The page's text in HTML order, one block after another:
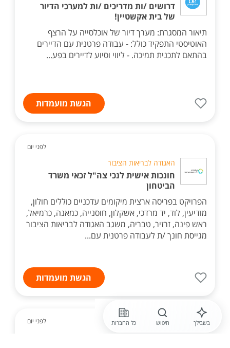
דרושים /ות מדריכים /ות למערכי הדיור
של בית אקשטיין!
תיאור המסגרת: מערך דיור של אוכלסייה על הרצף
האוטיסטי התפקיד כולל: - עבודה פרטנית עם הדיירים
בהתאם לתכנית תמיכה. - ליווי וסיוע לדיירים בפע...
הגשת מועמדות
לפני יום
האגודה לבריאות הציבור
חונכות אישית לנכי צה"ל זכאי משרד
הביטחון
הפרויקט בפריסה ארצית מיקומים עדכניים כוללים חולון,
מודיעין, לוד, יד מרדכי, אשקלון, חוסנייה, כמאנה, כרמיאל,
ראש פינה, זרזיר, טבריה, משגב האגודה לבריאות הציבור
מגייסת חונך /ת לעבודה פרטנית עם...
הגשת מועמדות
לפני יום בשבילך חיפוש כל החברות